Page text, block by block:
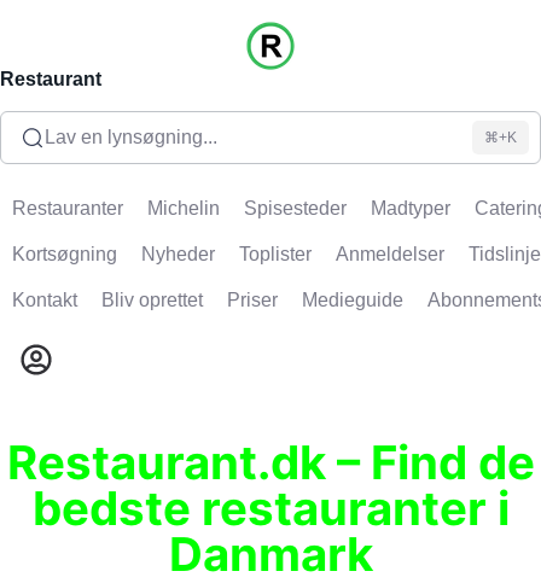
Restaurant
Lav en lynsøgning... ⌘+K
Restauranter Michelin Spisesteder Madtyper
Kortsøgning Nyheder Toplister Anmeldelser Tidslinje
Kontakt Bliv oprettet Priser Medieguide
Restaurant.dk – Find de
bedste restauranter i
Danmark